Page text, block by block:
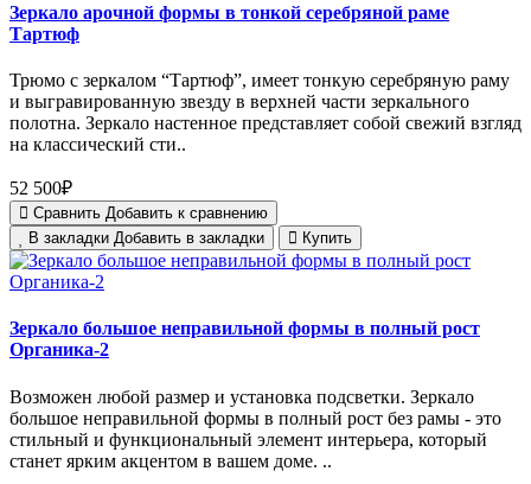
Зеркало арочной формы в тонкой серебряной раме
Тартюф
Трюмо с зеркалом “Тартюф”, имеет тонкую серебряную раму
и выгравированную звезду в верхней части зеркального
полотна. Зеркало настенное представляет собой свежий взгляд
на классический сти..
52 500₽
Сравнить Добавить к сравнению
В закладки Добавить в закладки Купить
Зеркало большое неправильной формы в полный рост
Органика-2
Возможен любой размер и установка подсветки. Зеркало
большое неправильной формы в полный рост без рамы - это
стильный и функциональный элемент интерьера, который
станет ярким акцентом в вашем доме. ..